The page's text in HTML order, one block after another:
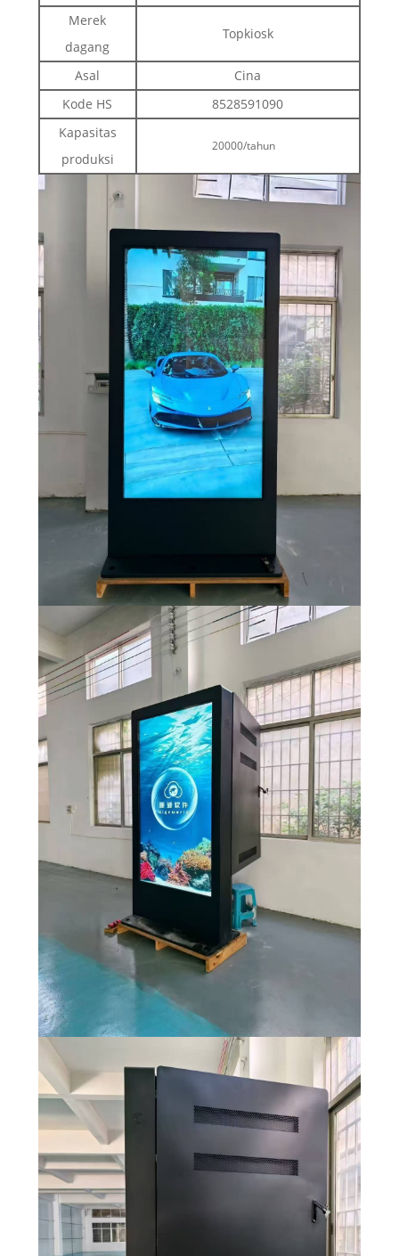
Merek
dagang
Topkiosk
Asal
Cina
Kode HS
8528591090
Kapasitas
produksi
20000/tahun